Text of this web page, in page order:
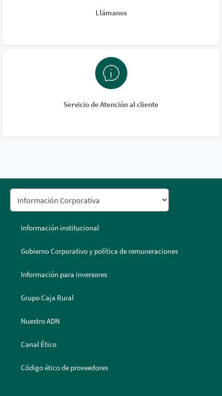
Llámanos
Servicio de Atención al cliente
Información institucional
Gobierno Corporativo y política de remuneraciones
Información para inversores
Grupo Caja Rural
Nuestro ADN
Canal Ético
Código ético de proveedores